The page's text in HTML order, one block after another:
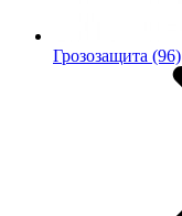
Грозозащита (96)